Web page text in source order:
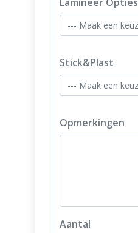
Stick&Plast
Opmerkingen
Aantal